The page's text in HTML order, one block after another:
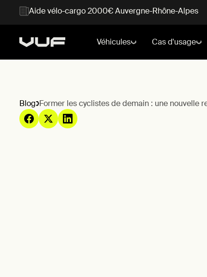
Aide vélo-cargo 2000€ Auvergne-Rhône-Alpes
Véhicules Cas d'usage
Blog Former les cyclistes de demain : une nouvelle
Bordeaux